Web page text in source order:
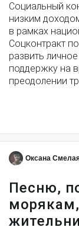
Социальный
низким
в рамках
Соцконтракт
развить
поддержку на
преодолении
Оксана
Песню,